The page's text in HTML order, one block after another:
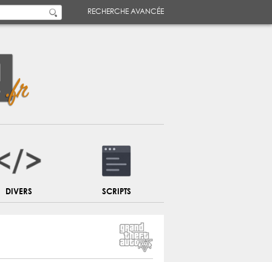
RECHERCHE AVANCÉE
DIVERS SCRIPTS